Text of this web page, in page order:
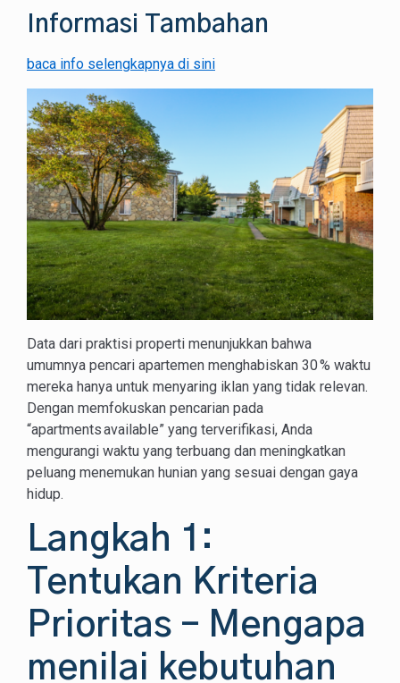
Informasi Tambahan
baca info selengkapnya di sini
Data dari praktisi properti menunjukkan bahwa
umumnya pencari apartemen menghabiskan 30 % waktu
mereka hanya untuk menyaring iklan yang tidak relevan.
Dengan memfokuskan pencarian pada
“apartments available” yang terverifikasi, Anda
mengurangi waktu yang terbuang dan meningkatkan
peluang menemukan hunian yang sesuai dengan gaya
hidup.
Langkah 1:
Tentukan Kriteria
Prioritas – Mengapa
menilai kebutuhan